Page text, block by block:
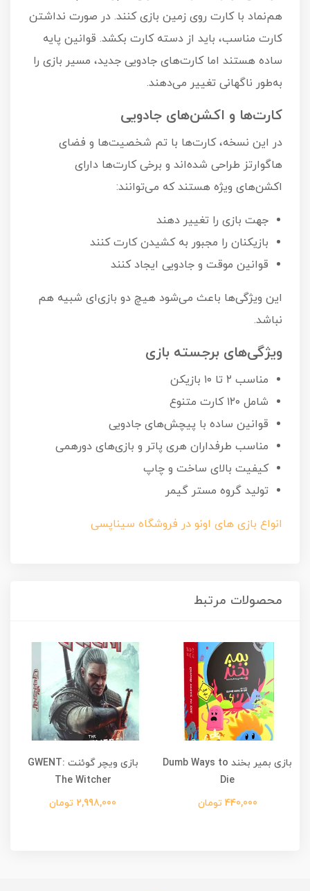
هم‌نماد با کارت روی زمین بازی کنند. در صورت نداشتن
کارت مناسب، باید از دسته کارت بکشد. قوانین پایه
ساده هستند اما کارت‌های جادویی جدید، مسیر بازی را
به‌طور ناگهانی تغییر می‌دهند.
کارت‌ها و اکشن‌های جادویی
در این نسخه، کارت‌ها با تم شخصیت‌ها و فضای
هاگوارتز طراحی شده‌اند و برخی کارت‌ها دارای
اکشن‌های ویژه هستند که می‌توانند:
جهت بازی را تغییر دهند
بازیکنان را مجبور به کشیدن کارت کنند
قوانین موقت و جادویی ایجاد کنند
این ویژگی‌ها باعث می‌شود هیچ دو بازی‌ای شبیه هم
نباشد.
ویژگی‌های برجسته بازی
مناسب ۲ تا ۱۰ بازیکن
شامل ۱۲۰ کارت متنوع
قوانین ساده با پیچش‌های جادویی
مناسب طرفداران هری پاتر و بازی‌های دورهمی
کیفیت بالای ساخت و چاپ
تولید گروه مستر گیمر
انواع بازی های اونو در فروشگاه سیناپسی
محصولات مرتبط
بازی بمیر بخند Dumb Ways to
Die
440,000 تومان
بازی ویچر گوئنت GWENT:
The Witcher
2,998,000 تومان